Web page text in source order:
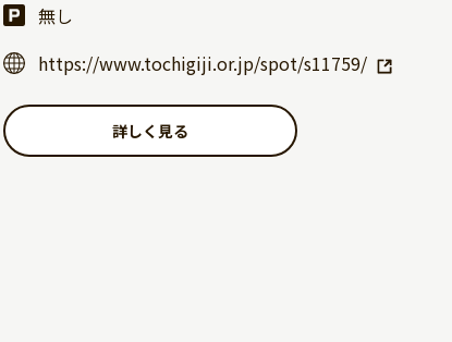
無し
https://www.tochigiji.or.jp/spot/s11759/
詳しく見る